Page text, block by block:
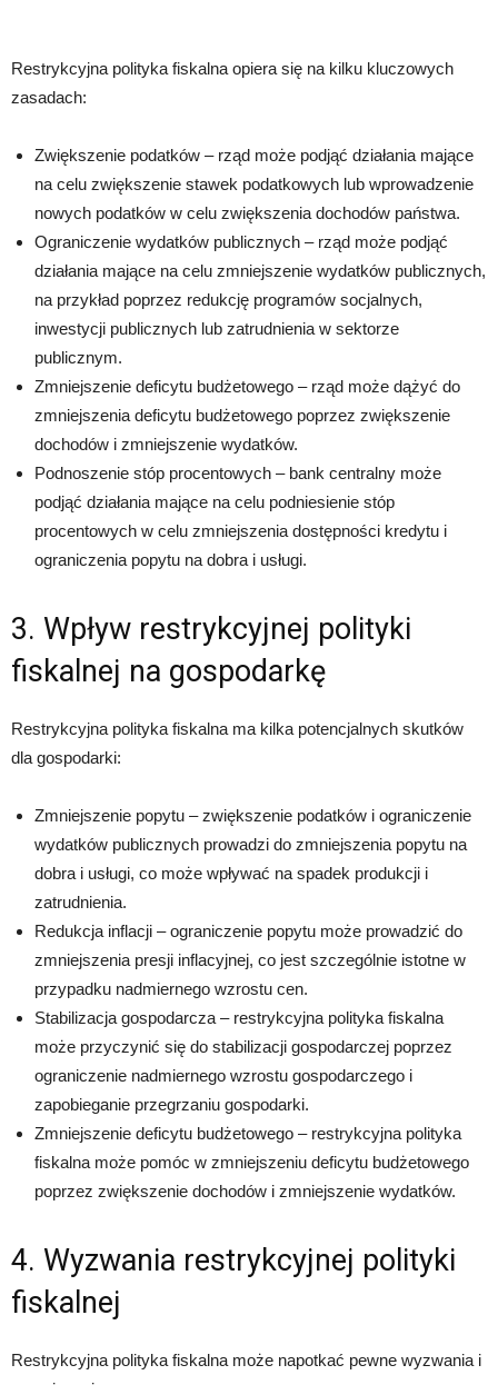
Restrykcyjna polityka fiskalna opiera się na kilku kluczowych
zasadach:
Zwiększenie podatków – rząd może podjąć działania mające
na celu zwiększenie stawek podatkowych lub wprowadzenie
nowych podatków w celu zwiększenia dochodów państwa.
Ograniczenie wydatków publicznych – rząd może podjąć
działania mające na celu zmniejszenie wydatków publicznych,
na przykład poprzez redukcję programów socjalnych,
inwestycji publicznych lub zatrudnienia w sektorze
publicznym.
Zmniejszenie deficytu budżetowego – rząd może dążyć do
zmniejszenia deficytu budżetowego poprzez zwiększenie
dochodów i zmniejszenie wydatków.
Podnoszenie stóp procentowych – bank centralny może
podjąć działania mające na celu podniesienie stóp
procentowych w celu zmniejszenia dostępności kredytu i
ograniczenia popytu na dobra i usługi.
3. Wpływ restrykcyjnej polityki
fiskalnej na gospodarkę
Restrykcyjna polityka fiskalna ma kilka potencjalnych skutków
dla gospodarki:
Zmniejszenie popytu – zwiększenie podatków i ograniczenie
wydatków publicznych prowadzi do zmniejszenia popytu na
dobra i usługi, co może wpływać na spadek produkcji i
zatrudnienia.
Redukcja inflacji – ograniczenie popytu może prowadzić do
zmniejszenia presji inflacyjnej, co jest szczególnie istotne w
przypadku nadmiernego wzrostu cen.
Stabilizacja gospodarcza – restrykcyjna polityka fiskalna
może przyczynić się do stabilizacji gospodarczej poprzez
ograniczenie nadmiernego wzrostu gospodarczego i
zapobieganie przegrzaniu gospodarki.
Zmniejszenie deficytu budżetowego – restrykcyjna polityka
fiskalna może pomóc w zmniejszeniu deficytu budżetowego
poprzez zwiększenie dochodów i zmniejszenie wydatków.
4. Wyzwania restrykcyjnej polityki
fiskalnej
Restrykcyjna polityka fiskalna może napotkać pewne wyzwania i